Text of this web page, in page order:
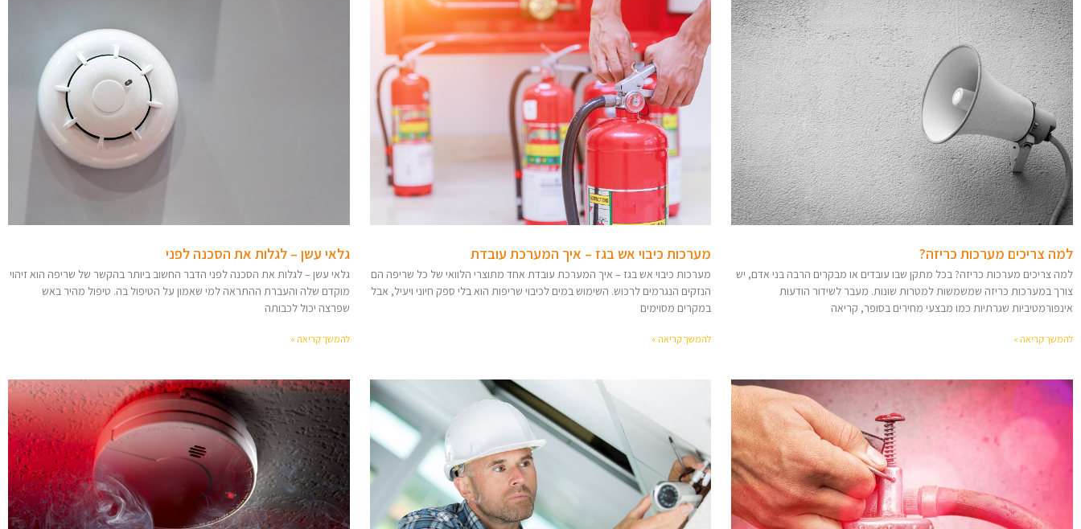
למה צריכים מערכות כריזה?
למה צריכים מערכות כריזה? בכל מתקן שבו עובדים או מבקרים הרבה בני אדם, יש
צורך במערכות כריזה שמשמשות למטרות שונות. מעבר לשידור הודעות
אינפורמטיביות שגרתיות כמו מבצעי מחירים בסופר, קריאה
להמשך קריאה »
מערכות כיבוי אש בגז – איך המערכת עובדת
מערכות כיבוי אש בגז – איך המערכת עובדת אחד מתוצרי הלוואי של כל שריפה הם
הנזקים הנגרמים לרכוש. השימוש במים לכיבוי שריפות הוא בלי ספק חיוני ויעיל, אבל
במקרים מסוימים
להמשך קריאה »
גלאי עשן – לגלות את הסכנה לפני
גלאי עשן – לגלות את הסכנה לפני הדבר החשוב ביותר בהקשר של שריפה הוא זיהוי
מוקדם שלה והעברת ההתראה למי שאמון על הטיפול בה. טיפול מהיר באש
שפרצה יכול לכבותה
להמשך קריאה »